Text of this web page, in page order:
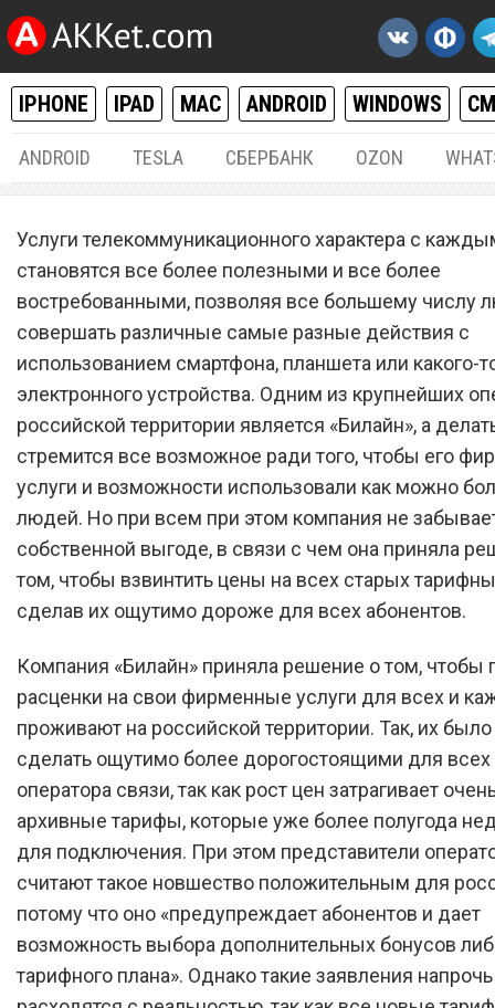
IPHONE IPAD MAC ANDROID WINDOWS
ANDROID TESLA СБЕРБАНК OZON
Сотовый оператор
взвинтил цены на всех
тарифных планах
Услуги телекоммуникационного характера с
становятся все более полезными и все более
востребованными, позволяя все большему числу
совершать различные самые разные действия с
использованием смартфона, планшета или какого-
электронного устройства. Одним из крупнейших
российской территории является «Билайн», а
стремится все возможное ради того, чтобы его
услуги и возможности использовали как можно
людей. Но при всем при этом компания не
собственной выгоде, в связи с чем она приняла
том, чтобы взвинтить цены на всех старых
сделав их ощутимо дороже для всех абонентов.
Компания «Билайн» приняла решение о том, чтобы
расценки на свои фирменные услуги для всех и
проживают на российской территории. Так, их
сделать ощутимо более дорогостоящими для всех
оператора связи, так как рост цен затрагивает
архивные тарифы, которые уже более полугода
для подключения. При этом представители
считают такое новшество положительным для
потому что оно «предупреждает абонентов и дает
возможность выбора дополнительных бонусов
тарифного плана». Однако такие заявления напрочь